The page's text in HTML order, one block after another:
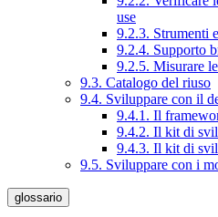
use
9.2.3. Strumenti
9.2.4. Supporto
9.2.5. Misurare
9.3. Catalogo del riuso
9.4. Sviluppare con il
9.4.1. Il
9.4.2. Il kit di
9.4.3. Il kit di
9.5. Sviluppare con i
glossario